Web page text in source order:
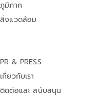
ภูมิภาค
สิ่งแวดล้อม
PR & PRESS
เกี่ยวกับเรา
ติดต่อและ สนับสนุน